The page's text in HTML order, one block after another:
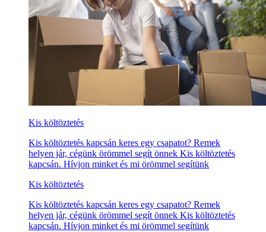
Kis költöztetés
Kis költöztetés kapcsán keres egy csapatot? Remek
helyen jár, cégünk örömmel segít önnek Kis költöztetés
kapcsán. Hívjon minket és mi örömmel segítünk
Kis költöztetés
Kis költöztetés kapcsán keres egy csapatot? Remek
helyen jár, cégünk örömmel segít önnek Kis költöztetés
kapcsán. Hívjon minket és mi örömmel segítünk